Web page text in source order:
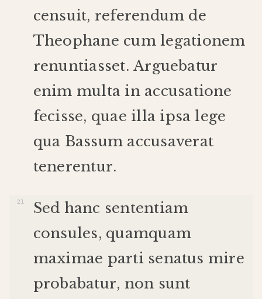
censuit, referendum de
Theophane cum legationem
renuntiasset.Arguebatur
enim multa in accusatione
fecisse, quae illa ipsa lege
qua Bassum accusaverat
tenerentur.
Sed hanc sententiam
consules, quamquam
maximae parti senatus mire
probabatur, non sunt